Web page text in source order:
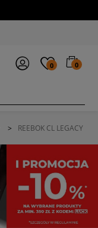
0 0
> REEBOK CL LEGACY